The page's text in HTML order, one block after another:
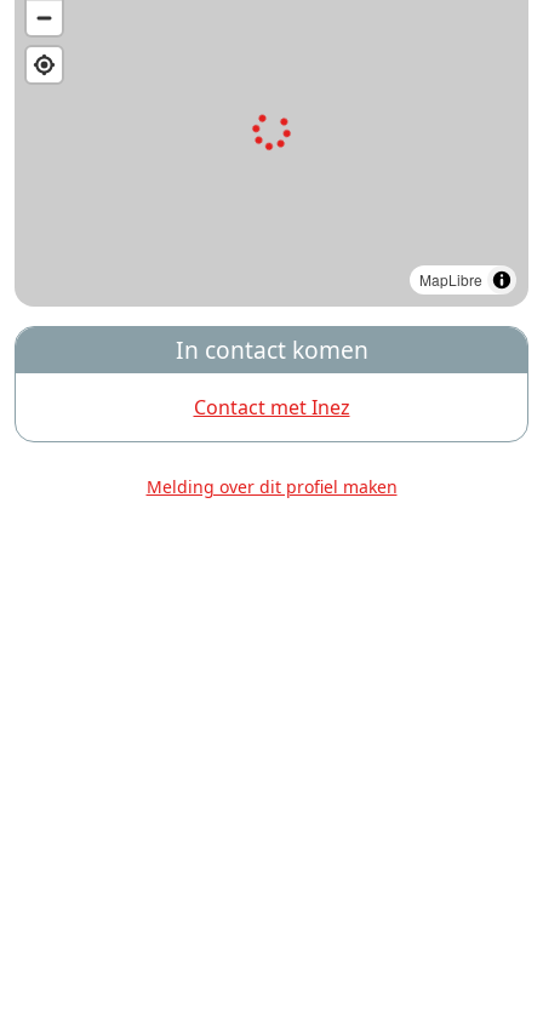
MapLibre
In contact komen
Contact met Inez
Melding over dit profiel maken